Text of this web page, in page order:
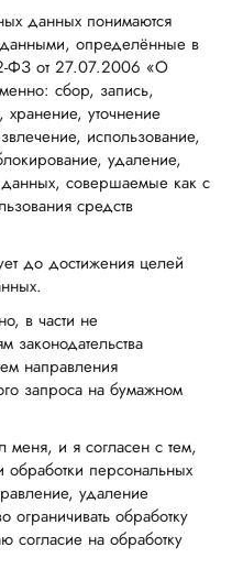
данных понимаются
определённые в
ФЗ от 27.07.2006 «О
сбор, запись,
хранение, уточнение
использование,
удаление,
совершаемые как с
средств
до достижения целей
в части не
законодательства
направления
запроса на бумажном
и я согласен с тем,
обработки персональных
удаление
обработку
согласие на обработку